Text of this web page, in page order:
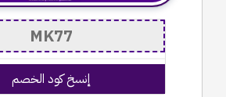
إنسخ كود الخصم